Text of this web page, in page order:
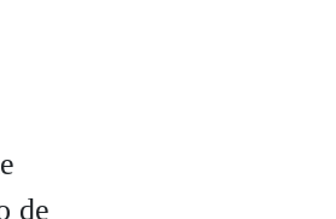
de